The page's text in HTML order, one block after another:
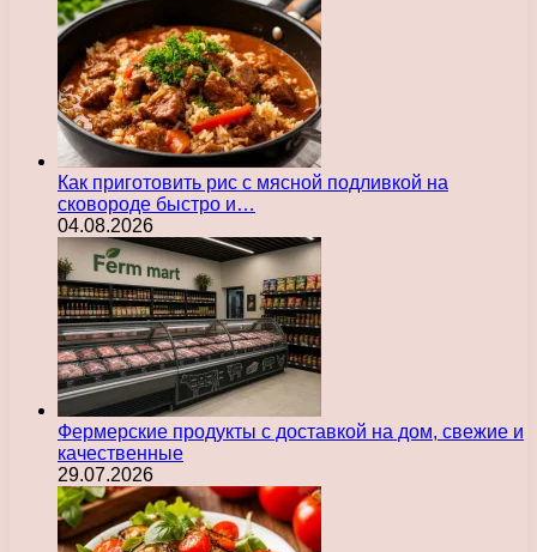
Как приготовить рис с мясной подливкой на
сковороде быстро и…
04.08.2026
Фермерские продукты с доставкой на дом, свежие и
качественные
29.07.2026